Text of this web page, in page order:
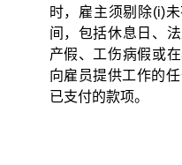
时，雇主须剔除(i)
间，包括休息日、
产假、工伤病假或
向雇员提供工作的
已支付的款项。